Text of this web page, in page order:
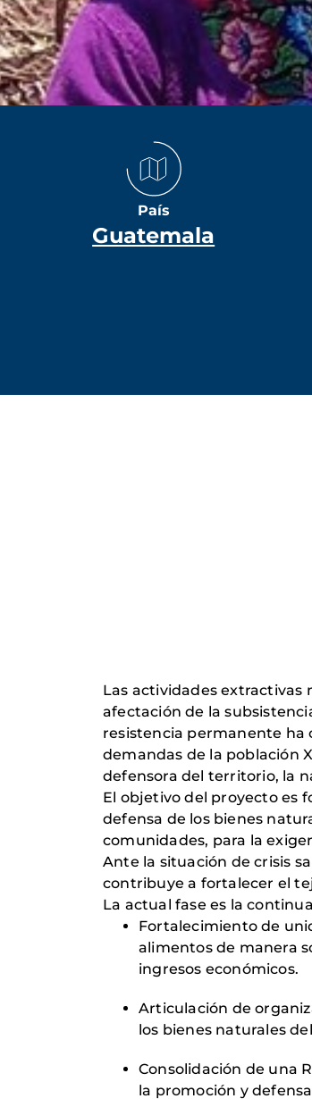
País
Guatemala
Las actividades extractivas
afectación de la
resistencia permanente ha
demandas de la población
defensora del territorio, la
El objetivo del proyecto es
defensa de los bienes
comunidades, para la
Ante la situación de crisis
contribuye a fortalecer el
La actual fase es la
Fortalecimiento de
alimentos de manera
ingresos económicos.
Articulación de
los bienes naturales
Consolidación de una
la promoción y